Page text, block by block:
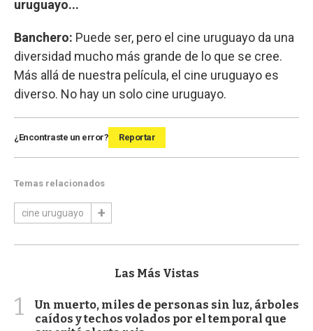
uruguayo...
Banchero: Puede ser, pero el cine uruguayo da una
diversidad mucho más grande de lo que se cree.
Más allá de nuestra película, el cine uruguayo es
diverso. No hay un solo cine uruguayo.
¿Encontraste un error? Reportar
Temas relacionados
cine uruguayo
Las Más Vistas
1
Un muerto, miles de personas sin luz, árboles
caídos y techos volados por el temporal que